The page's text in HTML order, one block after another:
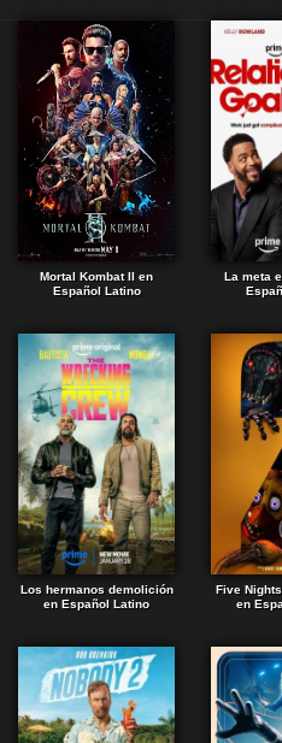
Mortal Kombat II en
Español Latino
La meta
Los hermanos demolición
en Español Latino
Five
en